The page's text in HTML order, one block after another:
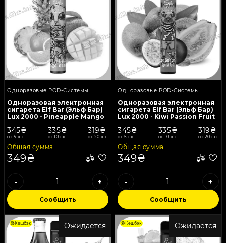
Одноразовые POD-Системы
Одноразовая электронная
сигарета Elf Bar (Эльф Бар)
Lux 2000 - Pineapple Mango
Orange (Ананас, Манго,
Апельсин)
345₴
от 5 шт.
335₴
от 10 шт.
319₴
от 20 шт.
Общая сумма
349₴
- +
Сообщить
Одноразовые POD-Системы
Одноразовая электронная
сигарета Elf Bar (Эльф Бар)
Lux 2000 - Kiwi Passion Fruit
Guava (Киви, Маракуйя,
Гуава)
345₴
от 5 шт.
335₴
от 10 шт.
319₴
от 20 шт.
Общая сумма
349₴
- +
Сообщить
Ожидается
Кешбэк Ожидается
Кешбэк